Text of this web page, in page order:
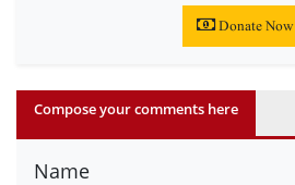
Donate Now
Compose your comments here
Name